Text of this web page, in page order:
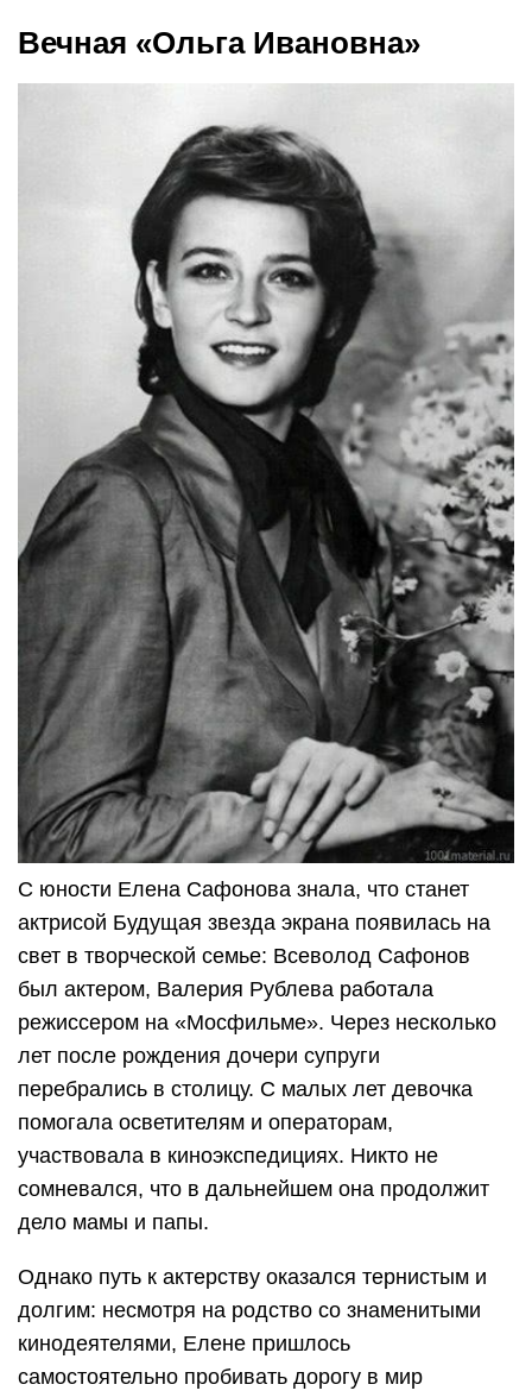
Вечная «Ольга Ивановна»
С юности Елена Сафонова знала, что станет
актрисой Будущая звезда экрана появилась на
свет в творческой семье: Всеволод Сафонов
был актером, Валерия Рублева работала
режиссером на «Мосфильме». Через несколько
лет после рождения дочери супруги
перебрались в столицу. С малых лет девочка
помогала осветителям и операторам,
участвовала в киноэкспедициях. Никто не
сомневался, что в дальнейшем она продолжит
дело мамы и папы.
Однако путь к актерству оказался тернистым и
долгим: несмотря на родство со знаменитыми
кинодеятелями, Елене пришлось
самостоятельно пробивать дорогу в мир